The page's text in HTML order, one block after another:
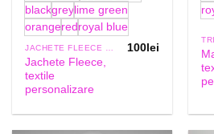
blackgrey lime green
orangered royal blue
JACHETE FLEECE DAMA
Jachete Fleece,
textile
personalizare
100lei